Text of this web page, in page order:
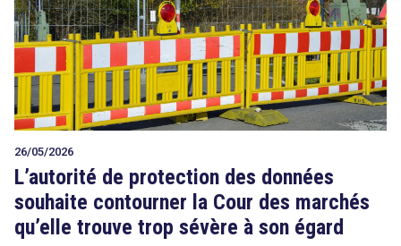
26/05/2026
L’autorité de protection des données
souhaite contourner la Cour des marchés
qu’elle trouve trop sévère à son égard